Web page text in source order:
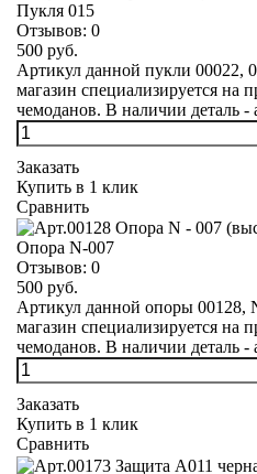
Пукля 015
Отзывов: 0
500 руб.
Артикул данной пукли 00022,
магазин специализируется на
чемоданов. В наличии деталь -
Заказать
Купить в 1 клик
Сравнить
Опора N-007
Отзывов: 0
500 руб.
Артикул данной опоры 00128,
магазин специализируется на
чемоданов. В наличии деталь -
Заказать
Купить в 1 клик
Сравнить